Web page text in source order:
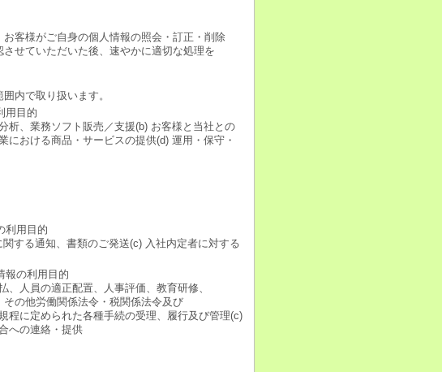
客様がご自身の個人情報の照会・訂正・削除
せていただいた後、速やかに適切な処理を
内で取り扱います。
用目的
析、業務ソフト販売／支援(b) お客様と当社との
おける商品・サービスの提供(d) 運用・保守・
利用目的
する通知、書類のご発送(c) 入社内定者に対する
報の利用目的
人員の適正配置、人事評価、教育研修、
の他労働関係法令・税関係法令及び
程に定められた各種手続の受理、履行及び管理(c)
への連絡・提供